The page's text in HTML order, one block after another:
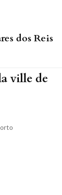
dos Reis
ville de